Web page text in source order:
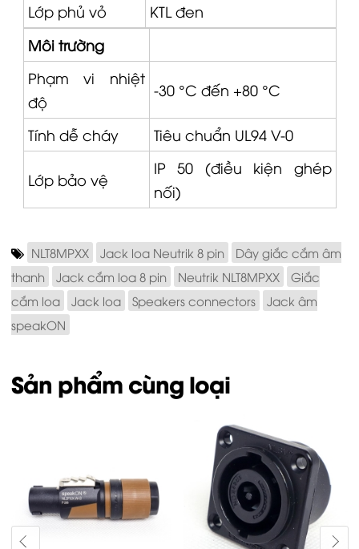
Lớp phủ vỏ
KTL đen
Môi trường
Phạm vi nhiệt
độ
-30 °C đến +80 °C
Tính dễ cháy Tiêu chuẩn UL94 V-0
Lớp bảo vệ
IP 50 (điều kiện ghép
nối)
NLT8MPXX Jack loa Neutrik 8 pin
Dây giắc cắm âm
thanh
Jack cắm loa 8 pin Neutrik NLT8MPXX
Giắc
cắm loa
Jack loa Speakers connectors
Jack âm
speakON
Sản phẩm cùng loại